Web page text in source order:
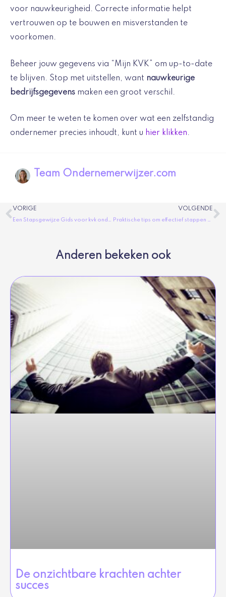
voor nauwkeurigheid. Correcte informatie helpt
vertrouwen op te bouwen en misverstanden te
voorkomen.
Beheer jouw gegevens via “Mijn KVK” om up-to-date
te blijven. Stop met uitstellen, want nauwkeurige
bedrijfsgegevens maken een groot verschil.
Om meer te weten te komen over wat een zelfstandig
ondernemer precies inhoudt, kunt u hier klikken.
Team Ondernemerwijzer.com
Vorige
VORIGE VOLGENDE
Anderen bekeken ook
De onzichtbare krachten achter
succes